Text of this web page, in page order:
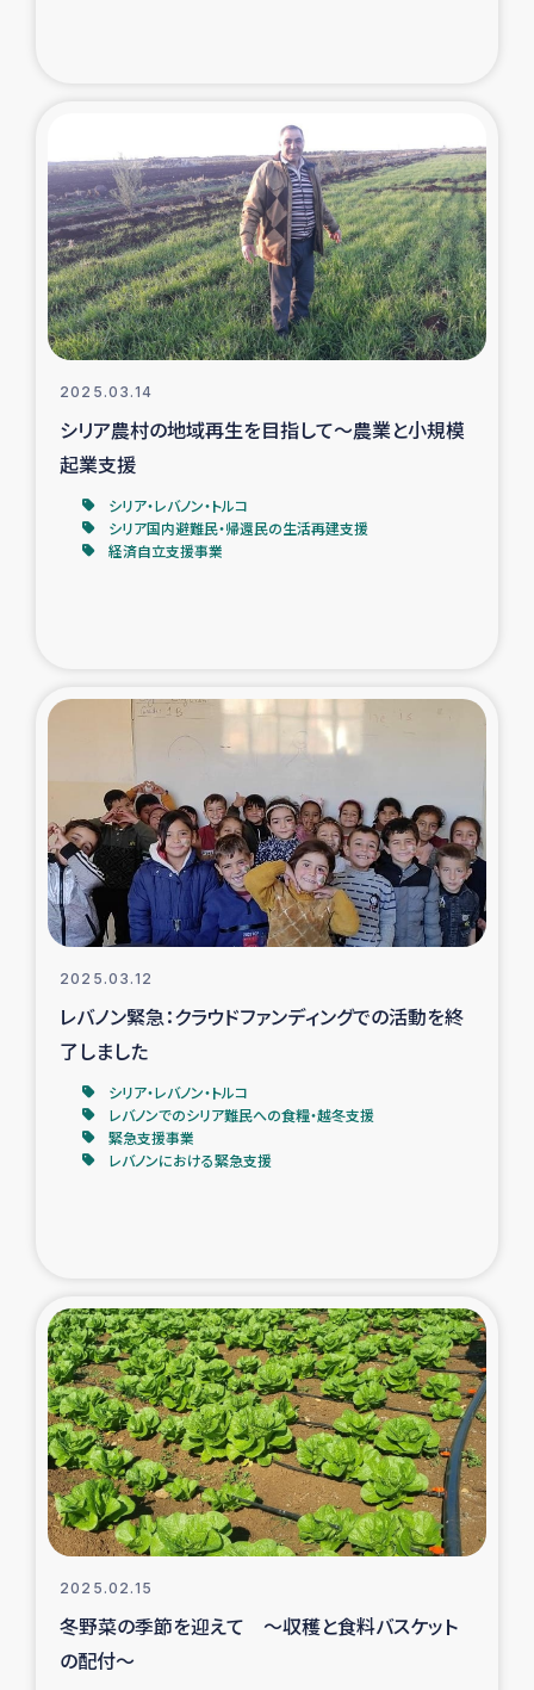
コーヒー生産者支援
アイナロ県マウベシ郡でのコーヒー畑改善事業
ベイルート大規模爆発被災者支援
女性の生計向上支援
アグロフォレストリー（カカオ）事業
2025.03.14
シリア農村の地域再生を目指して～農業と小規模
起業支援
シリア・レバノン・トルコ
シリア国内避難民・帰還民の生活再建支援
経済自立支援事業
2025.03.12
レバノン緊急：クラウドファンディングでの活動を終
了しました
シリア・レバノン・トルコ
レバノンでのシリア難民への食糧・越冬支援
緊急支援事業
レバノンにおける緊急支援
2025.02.15
冬野菜の季節を迎えて ～収穫と食料バスケット
の配付～